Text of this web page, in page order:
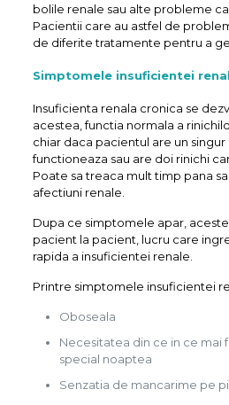
bolile renale sau alte probleme
Pacientii care au astfel de
de diferite tratamente pentru a
Simptomele insuficientei
Insuficienta renala cronica se
acestea, functia normala a
chiar daca pacientul are un
functioneaza sau are doi rinichi
Poate sa treaca mult timp pana
afectiuni renale.
Dupa ce simptomele apar,
pacient la pacient, lucru care
rapida a insuficientei renale.
Printre simptomele insuficientei
Oboseala
Necesitatea din ce in ce mai
special noaptea
Senzatia de mancarime pe